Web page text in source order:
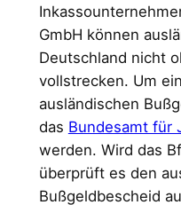
GmbH können
Deutschland nicht
vollstrecken. Um
ausländischen
das Bundesamt für
werden. Wird das
überprüft es den
Bußgeldbescheid